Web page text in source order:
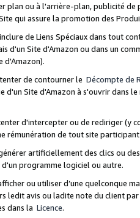
plan ou à l'arrière-plan, publicité
qui assure la promotion des
de Liens Spéciaux dans tout
d'un Site d'Amazon ou dans un
d'Amazon).
de contourner le Décompte de
d'un Site d'Amazon à s'ouvrir dans
d'intercepter ou de rediriger
rémunération de tout site
artificiellement des clics ou
programme logiciel ou autre.
ou utiliser d’une quelconque
ledit avis ou ladite note du client
dans la Licence.